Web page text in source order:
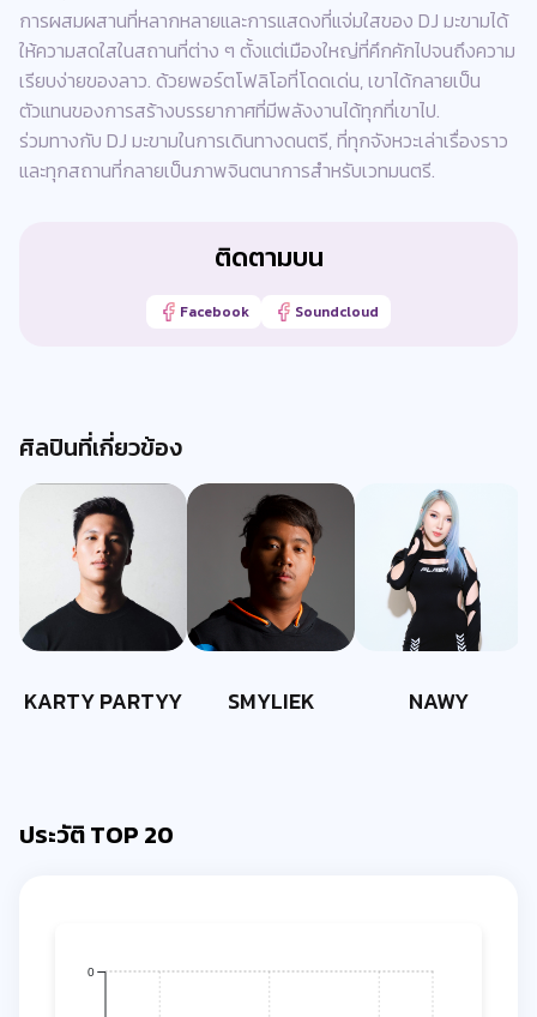
การผสมผสานที่หลากหลายและการแสดงที่แจ่มใสของ DJ มะขามได้
ให้ความสดใสในสถานที่ต่าง ๆ ตั้งแต่เมืองใหญ่ที่คึกคักไปจนถึงความ
เรียบง่ายของลาว. ด้วยพอร์ตโฟลิโอที่โดดเด่น, เขาได้กลายเป็น
ตัวแทนของการสร้างบรรยากาศที่มีพลังงานได้ทุกที่เขาไป.
ร่วมทางกับ DJ มะขามในการเดินทางดนตรี, ที่ทุกจังหวะเล่าเรื่องราว
และทุกสถานที่กลายเป็นภาพจินตนาการสำหรับเวทมนตรี.
ติดตามบน
Facebook Soundcloud
ศิลปินที่เกี่ยวข้อง
KARTY PARTYY SMYLIEK NAWY
ประวัติ TOP 20
0